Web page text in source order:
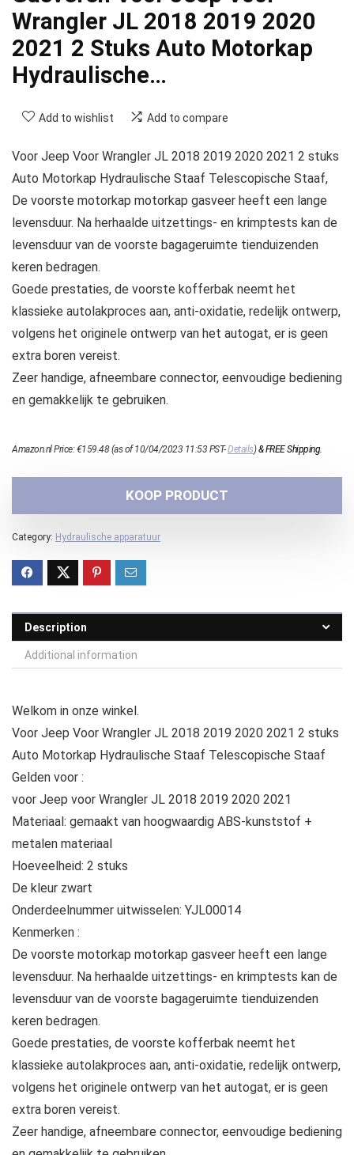
Wrangler JL 2018 2019 2020
2021 2 Stuks Auto Motorkap
Hydraulische…
Add to wishlist Add to compare
Voor Jeep Voor Wrangler JL 2018 2019 2020 2021 2 stuks
Auto Motorkap Hydraulische Staaf Telescopische Staaf,
De voorste motorkap motorkap gasveer heeft een lange
levensduur. Na herhaalde uitzettings- en krimptests kan de
levensduur van de voorste bagageruimte tienduizenden
keren bedragen.
Goede prestaties, de voorste kofferbak neemt het
klassieke autolakproces aan, anti-oxidatie, redelijk ontwerp,
volgens het originele ontwerp van het autogat, er is geen
extra boren vereist.
Zeer handige, afneembare connector, eenvoudige bediening
en gemakkelijk te gebruiken.
Amazon.nl Price:€159.48(as of 10/04/2023 11:53 PST-Details)&FREE Shipping.
KOOP PRODUCT
Category: Hydraulische apparatuur
Description
Additional information
Welkom in onze winkel.
Voor Jeep Voor Wrangler JL 2018 2019 2020 2021 2 stuks
Auto Motorkap Hydraulische Staaf Telescopische Staaf
Gelden voor :
voor Jeep voor Wrangler JL 2018 2019 2020 2021
Materiaal: gemaakt van hoogwaardig ABS-kunststof +
metalen materiaal
Hoeveelheid: 2 stuks
De kleur zwart
Onderdeelnummer uitwisselen: YJL00014
Kenmerken :
De voorste motorkap motorkap gasveer heeft een lange
levensduur. Na herhaalde uitzettings- en krimptests kan de
levensduur van de voorste bagageruimte tienduizenden
keren bedragen.
Goede prestaties, de voorste kofferbak neemt het
klassieke autolakproces aan, anti-oxidatie, redelijk ontwerp,
volgens het originele ontwerp van het autogat, er is geen
extra boren vereist.
Zeer handige, afneembare connector, eenvoudige bediening